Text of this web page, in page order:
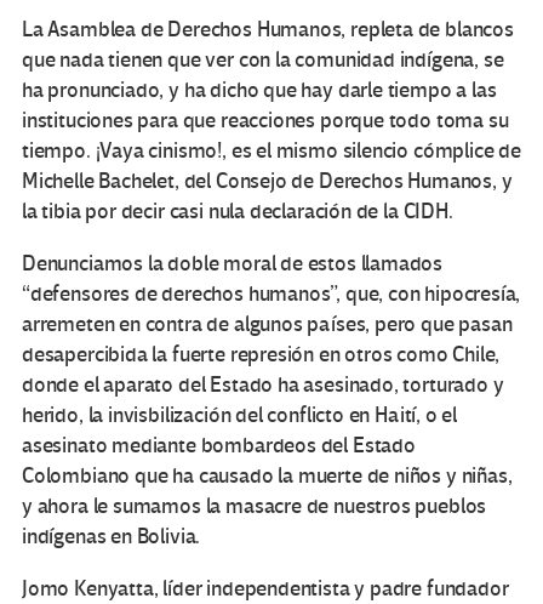
La Asamblea de Derechos Humanos, repleta de blancos
que nada tienen que ver con la comunidad indígena, se
ha pronunciado, y ha dicho que hay darle tiempo a las
instituciones para que reacciones porque todo toma su
tiempo. ¡Vaya cinismo!, es el mismo silencio cómplice de
Michelle Bachelet, del Consejo de Derechos Humanos, y
la tibia por decir casi nula declaración de la CIDH.
Denunciamos la doble moral de estos llamados
“defensores de derechos humanos”, que, con hipocresía,
arremeten en contra de algunos países, pero que pasan
desapercibida la fuerte represión en otros como Chile,
donde el aparato del Estado ha asesinado, torturado y
herido, la invisbilización del conflicto en Haití, o el
asesinato mediante bombardeos del Estado
Colombiano que ha causado la muerte de niños y niñas,
y ahora le sumamos la masacre de nuestros pueblos
indígenas en Bolivia.
Jomo Kenyatta, líder independentista y padre fundador